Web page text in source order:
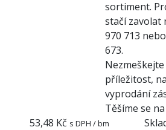
sortiment.
stačí zavolat
970 713
673.
příležitost,
vyprodání
Těšíme se
53,48 Kč s DPH / bm